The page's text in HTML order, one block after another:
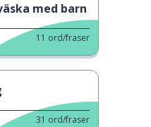
med barn
11 ord/fraser
31 ord/fraser